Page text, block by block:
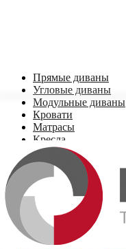
Прямые диваны
Угловые диваны
Модульные диваны
Кровати
Матрасы
Кресла
Стеллажи, комоды